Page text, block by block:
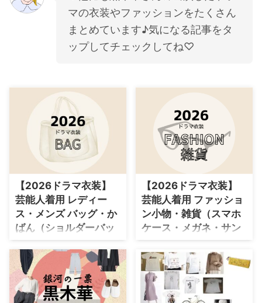
マの衣装やファッションをたくさん
まとめています♪気になる記事をタ
ップしてチェックしてね♡
【2026ドラマ衣装】
芸能人着用 レディー
ス・メンズ バッグ・か
ばん（ショルダーバッ
グ・リュック・トート
バックなど）ブラン
ド・購入先まとめ
2026年放送ドラマで着用された
おしゃれでかわいいレディースバ
【2026ドラマ衣装】
芸能人着用 ファッショ
ン小物・雑貨（スマホ
ケース・メガネ・サン
グラス・ヘアアクセ・
財布・傘など）ブラン
ド・購入先まとめ
2026年放送ドラマで芸能人が着
用しているファッション小物・雑